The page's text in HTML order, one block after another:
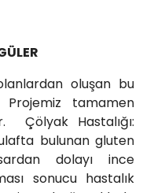
oluşan bu
Projemiz tamamen
Çölyak Hastalığı:
bulunan gluten
dolayı ince
sonucu hastalık